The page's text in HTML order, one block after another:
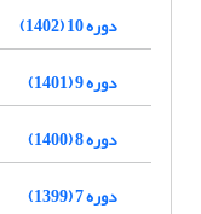
دوره 10 (1402)
دوره 9 (1401)
دوره 8 (1400)
دوره 7 (1399)